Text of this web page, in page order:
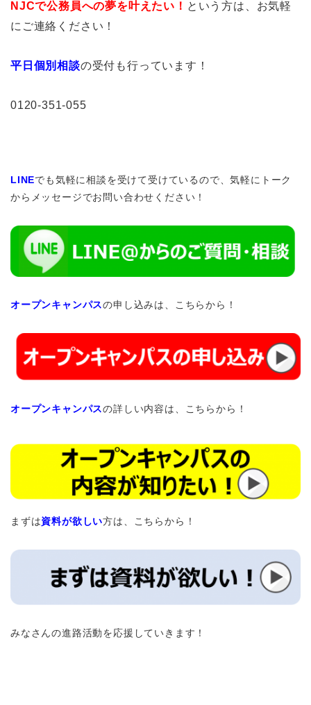
NJCで公務員への夢を叶えたい！ という方は、お気軽
にご連絡ください！
平日個別相談の受付も行っています！
0120-351-055
LINEでも気軽に相談を受けて受けているので、気軽にトーク
からメッセージでお問い合わせください！
オープンキャンパスの申し込みは、こちらから！
オープンキャンパスの詳しい内容は、こちらから！
まずは資料が欲しい方は、こちらから！
みなさんの進路活動を応援していきます！